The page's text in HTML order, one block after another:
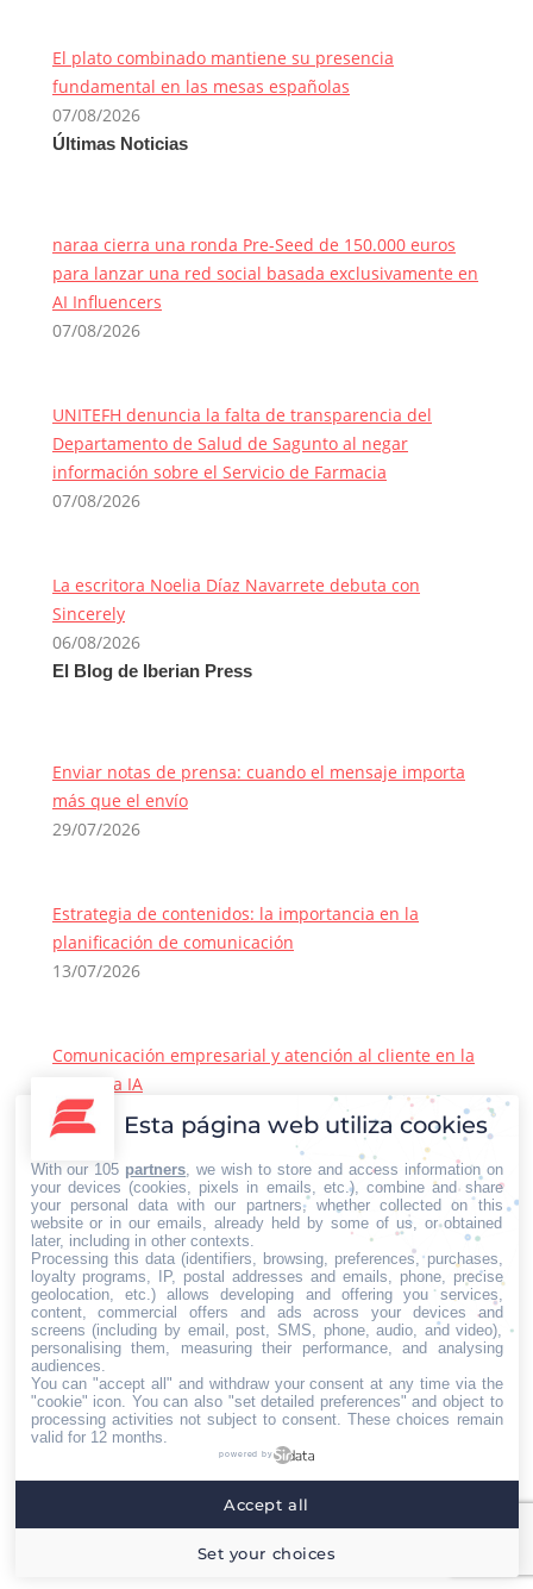
El plato combinado mantiene su presencia
fundamental en las mesas españolas
07/08/2026
Últimas Noticias
naraa cierra una ronda Pre-Seed de 150.000 euros
para lanzar una red social basada exclusivamente en
AI Influencers
07/08/2026
UNITEFH denuncia la falta de transparencia del
Departamento de Salud de Sagunto al negar
información sobre el Servicio de Farmacia
07/08/2026
La escritora Noelia Díaz Navarrete debuta con
Sincerely
06/08/2026
El Blog de Iberian Press
Enviar notas de prensa: cuando el mensaje importa
más que el envío
29/07/2026
Estrategia de contenidos: la importancia en la
planificación de comunicación
13/07/2026
Comunicación empresarial y atención al cliente en la
era de la IA
22/06/2026
Contacto Iberian Press
Principales vías de contacto:
E-mail:
info@iberianpress.es
Teléfono:
+34 911863556
Fax:
+34 911863556
Encuéntranos en:
Facebook
page
new
X
page
new
YouTube
page
new
window
Rss
opens
new
window
Home Quiénes somos Servicios Contacto
Iberian Press® - Agencia especializada en relaciones
con medios de comunicación.
Esta página web utiliza cookies
With our 105 partners , we wish to store and access information on
your devices (cookies, pixels in emails, etc.), combine and share
your personal data with our partners, whether collected on this
website or in our emails, already held by some of us, or obtained
later, including in other contexts.
Processing this data (identifiers, browsing, preferences, purchases,
loyalty programs, IP, postal addresses and emails, phone, precise
geolocation, etc.) allows developing and offering you services,
content, commercial offers and ads across your devices and
screens (including by email, post, SMS, phone, audio, and video),
personalising them, measuring their performance, and analysing
audiences.
You can "accept all" and withdraw your consent at any time via the
"cookie" icon . You can also "set detailed preferences" and object to
processing activities not subject to consent. These choices remain
valid for 12 months.
powered by
Set your choices
Accept all